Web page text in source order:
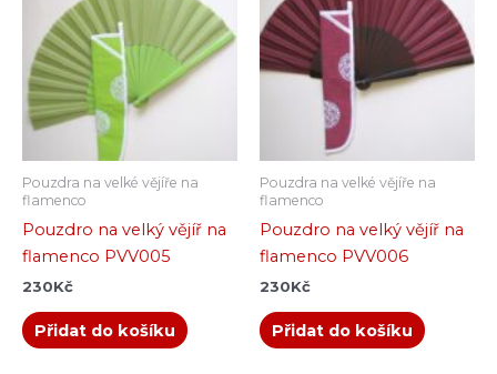
Pouzdra na velké vějíře na
flamenco
Pouzdro na velký vějíř na
flamenco PVV005
230Kč
Přidat do košíku
Pouzdra na velké vějíře na
flamenco
Pouzdro na velký vějíř na
flamenco PVV006
230Kč
Přidat do košíku